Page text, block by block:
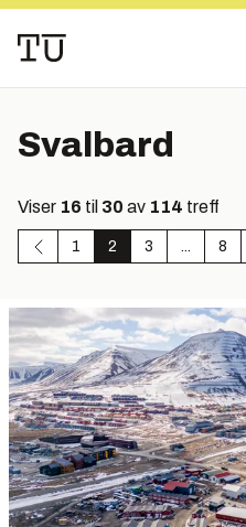
Svalbard
Viser 16 til 30 av 114 treff
1 2 3 ... 8